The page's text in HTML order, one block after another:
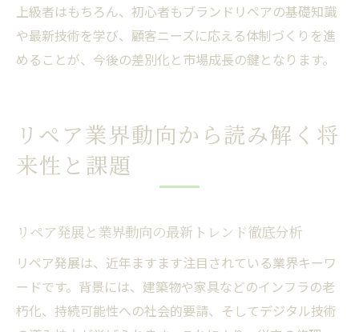
上級者はもちろん、初心者もブランドリペアの基礎知識
や最新技術を学び、顧客ニーズに応える体制づくりを進
めることが、今後の差別化と市場成長の鍵となります。
リペア業界動向から読み解く将
来性と課題
リペア発展と業界動向の最新トレンド徹底分析
リペア発展は、近年ますます注目されている業界キーワ
ードです。背景には、建築物や家具などのインフラの老
朽化、持続可能性への社会的要請、そしてデジタル技術